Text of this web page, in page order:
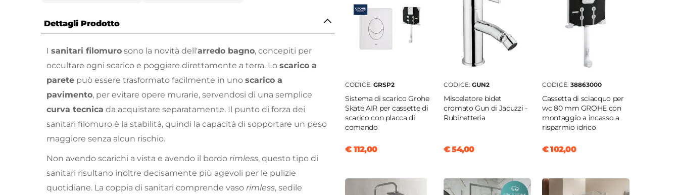
Dettagli Prodotto
I sanitari filomuro sono la novità dell'arredo bagno, concepiti per
occultare ogni scarico e poggiare direttamente a terra. Lo scarico a
parete può essere trasformato facilmente in uno scarico a
pavimento, per evitare opere murarie, servendosi di una semplice
curva tecnica da acquistare separatamente. Il punto di forza dei
sanitari filomuro è la stabilità, quindi la capacità di sopportare un peso
maggiore senza alcun rischio.
Non avendo scarichi a vista e avendo il bordo rimless, questo tipo di
sanitari risultano inoltre decisamente più agevoli per le pulizie
quotidiane. La coppia di sanitari comprende vaso rimless, sedile
CODICE: GRSP2
Sistema di scarico Grohe
Skate AIR per cassette di
scarico con placca di
comando
€ 112,00
CODICE: GUN2
Miscelatore bidet
cromato Gun di Jacuzzi -
Rubinetteria
€ 54,00
CODICE: 38863000
Cassetta di sciacquo per
wc 80 mm GROHE con
montaggio a incasso a
risparmio idrico
€ 102,00